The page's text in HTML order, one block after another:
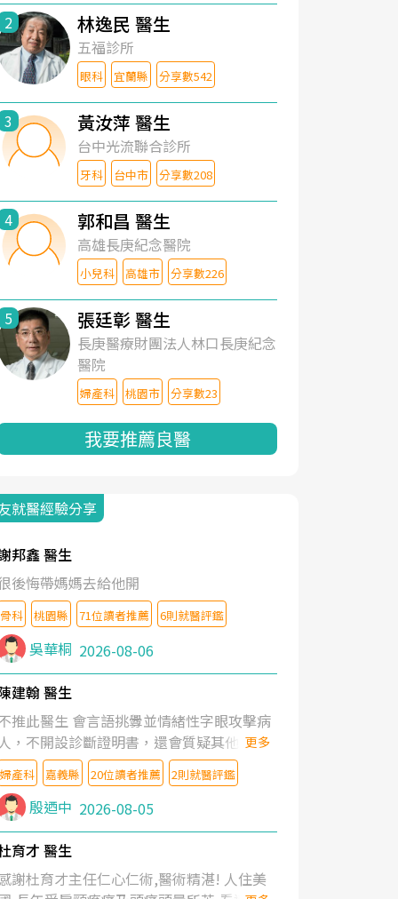
2 林逸民 醫生
五福診所
眼科 宜蘭縣 分享數542
3 黃汝萍 醫生
台中光流聯合診所
牙科 台中市 分享數208
4 郭和昌 醫生
高雄長庚紀念醫院
小兒科 高雄市 分享數226
5 張廷彰 醫生
長庚醫療財團法人林口長庚紀念
醫院
婦產科 桃園市 分享數23
我要推薦良醫
就醫經驗分享
邦鑫 醫生
後悔帶媽媽去給他開
骨科 桃園縣 71位讀者推薦 6則就醫評鑑
吳華桐 2026-08-06
建翰 醫生
推此醫生 會言語挑釁並情緒性字眼攻擊病
，不開設診斷證明書，還會質疑其他醫生
判斷！
更多
婦產科 嘉義縣 20位讀者推薦 2則就醫評鑑
殷迺中 2026-08-05
育才 醫生
謝杜育才主任仁心仁術,醫術精湛! 人住美